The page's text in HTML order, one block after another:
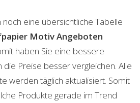
eine übersichtliche Tabelle
MotivAngeboten
haben Sie eine bessere
Preise besser vergleichen. Alle
werden täglich aktualisiert. Somit
Produkte gerade im Trend